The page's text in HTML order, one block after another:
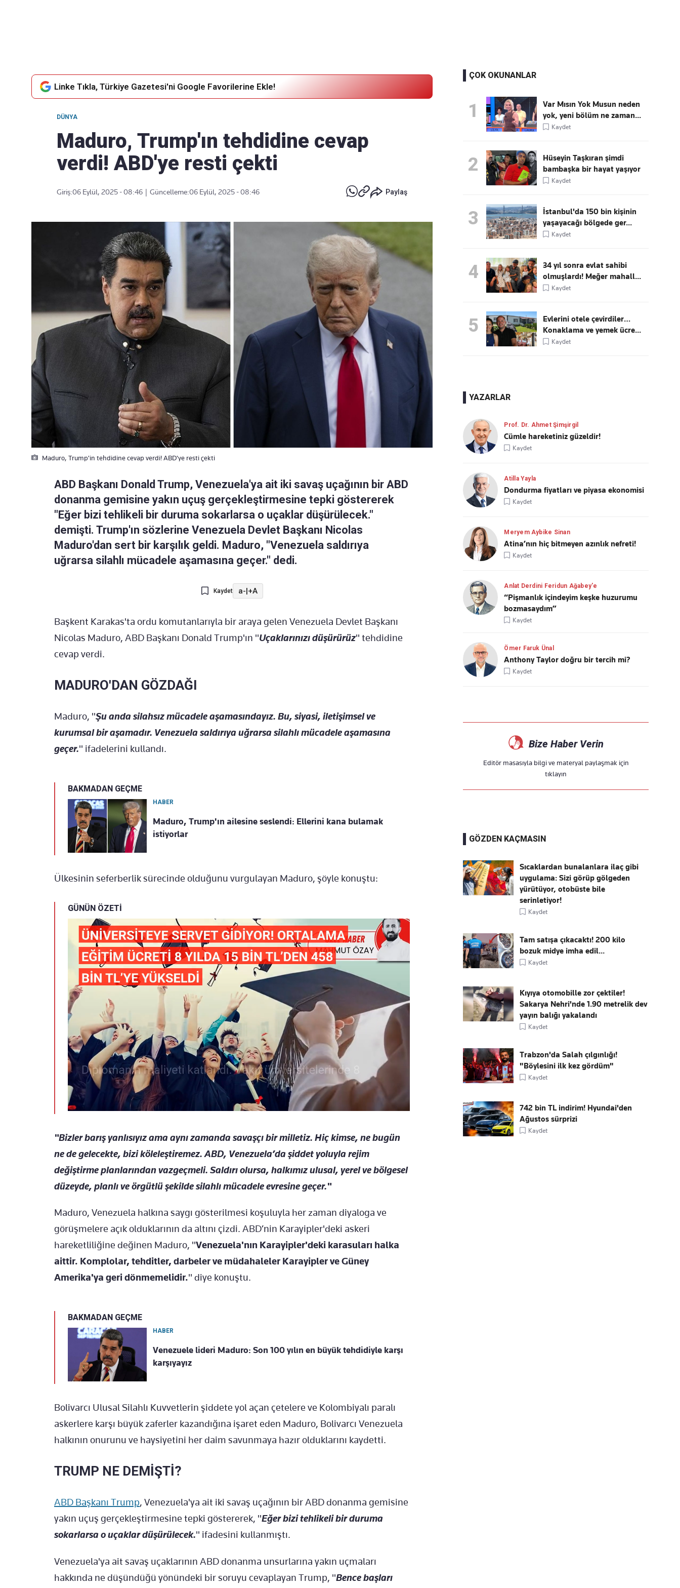
Linke Tıkla, Türkiye Gazetesi'ni Google Favorilerine Ekle!
DÜNYA
Maduro, Trump'ın tehdidine cevap
verdi! ABD'ye resti çekti
Giriş:06 Eylül, 2025 - 08:46 Güncelleme:06 Eylül, 2025 - 08:46 Paylaş
Maduro, Trump'in tehdidine cevap verdi! ABD'ye resti çekti
ABD Başkanı Donald Trump, Venezuela'ya ait iki savaş uçağının bir ABD
donanma gemisine yakın uçuş gerçekleştirmesine tepki göstererek
"Eğer bizi tehlikeli bir duruma sokarlarsa o uçaklar düşürülecek."
demişti. Trump'ın sözlerine Venezuela Devlet Başkanı Nicolas
Maduro'dan sert bir karşılık geldi. Maduro, "Venezuela saldırıya
uğrarsa silahlı mücadele aşamasına geçer." dedi.
Kaydet a-|+A
Başkent Karakas'ta ordu komutanlarıyla bir araya gelen Venezuela Devlet Başkanı
Nicolas Maduro, ABD Başkanı Donald Trump'ın "Uçaklarınızı düşürürüz" tehdidine
cevap verdi.
MADURO'DAN GÖZDAĞI
Maduro, "Şu anda silahsız mücadele aşamasındayız. Bu, siyasi, iletişimsel ve
kurumsal bir aşamadır. Venezuela saldırıya uğrarsa silahlı mücadele aşamasına
geçer." ifadelerini kullandı.
BAKMADAN GEÇME
HABER
Maduro, Trump'ın ailesine seslendi: Ellerini kana bulamak
istiyorlar
Ülkesinin seferberlik sürecinde olduğunu vurgulayan Maduro, şöyle konuştu:
GÜNÜN ÖZETİ
"Bizler barış yanlısıyız ama aynı zamanda savaşçı bir milletiz. Hiç kimse, ne bugün
ne de gelecekte, bizi köleleştiremez. ABD, Venezuela’da şiddet yoluyla rejim
değiştirme planlarından vazgeçmeli. Saldırı olursa, halkımız ulusal, yerel ve bölgesel
düzeyde, planlı ve örgütlü şekilde silahlı mücadele evresine geçer."
Maduro, Venezuela halkına saygı gösterilmesi koşuluyla her zaman diyaloga ve
görüşmelere açık olduklarının da altını çizdi. ABD’nin Karayipler'deki askeri
hareketliliğine değinen Maduro, "Venezuela'nın Karayipler'deki karasuları halka
aittir. Komplolar, tehditler, darbeler ve müdahaleler Karayipler ve Güney
Amerika'ya geri dönmemelidir." diye konuştu.
BAKMADAN GEÇME
HABER
Venezuele lideri Maduro: Son 100 yılın en büyük tehdidiyle karşı
karşıyayız
Bolivarcı Ulusal Silahlı Kuvvetlerin şiddete yol açan çetelere ve Kolombiyalı paralı
askerlere karşı büyük zaferler kazandığına işaret eden Maduro, Bolivarcı Venezuela
halkının onurunu ve haysiyetini her daim savunmaya hazır olduklarını kaydetti.
TRUMP NE DEMİŞTİ?
ABD Başkanı Trump, Venezuela'ya ait iki savaş uçağının bir ABD donanma gemisine
yakın uçuş gerçekleştirmesine tepki göstererek, "Eğer bizi tehlikeli bir duruma
sokarlarsa o uçaklar düşürülecek." ifadesini kullanmıştı.
Venezuela'ya ait savaş uçaklarının ABD donanma unsurlarına yakın uçmaları
hakkında ne düşündüğü yönündeki bir soruyu cevaplayan Trump, "Bence başları
ÇOK OKUNANLAR
1
Var Mısın Yok Musun neden
yok, yeni bölüm ne zaman...
Kaydet
2
Hüseyin Taşkıran şimdi
bambaşka bir hayat yaşıyor
Kaydet
3
İstanbul'da 150 bin kişinin
yaşayacağı bölgede ger...
Kaydet
4
34 yıl sonra evlat sahibi
olmuşlardı! Meğer mahall...
Kaydet
5
Evlerini otele çevirdiler…
Konaklama ve yemek ücre...
Kaydet
YAZARLAR
Prof. Dr. Ahmet Şimşirgil
Cümle hareketiniz güzeldir!
Kaydet
Atilla Yayla
Dondurma fiyatları ve piyasa ekonomisi
Kaydet
Meryem Aybike Sinan
Atina’nın hiç bitmeyen azınlık nefreti!
Kaydet
Anlat Derdini Feridun Ağabey'e
“Pişmanlık içindeyim keşke huzurumu
bozmasaydım”
Kaydet
Ömer Faruk Ünal
Anthony Taylor doğru bir tercih mi?
Kaydet
Bize Haber Verin
Editör masasıyla bilgi ve materyal paylaşmak için
tıklayın
GÖZDEN KAÇMASIN
Sıcaklardan bunalanlara ilaç gibi
uygulama: Sizi görüp gölgeden
yürütüyor, otobüste bile
serinletiyor!
Kaydet
Tam satışa çıkacaktı! 200 kilo
bozuk midye imha edil...
Kaydet
Kıyıya otomobille zor çektiler!
Sakarya Nehri'nde 1.90 metrelik dev
yayın balığı yakalandı
Kaydet
Trabzon'da Salah çılgınlığı!
"Böylesini ilk kez gördüm"
Kaydet
742 bin TL indirim! Hyundai'den
Ağustos sürprizi
Kaydet